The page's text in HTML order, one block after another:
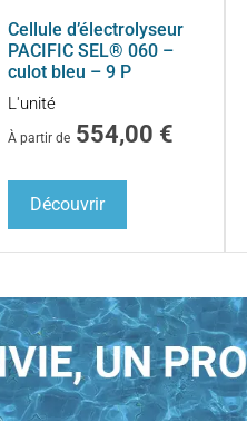
Cellule d’électrolyseur
PACIFIC SEL® 060 –
culot bleu – 9 P
L'unité
À partir de 554,00 €
Découvrir